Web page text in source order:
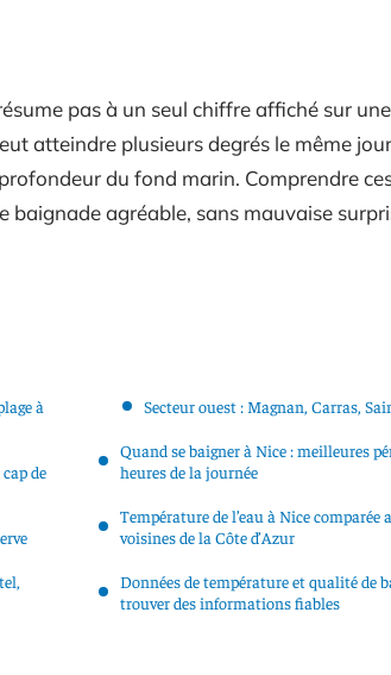
pas à un seul chiffre affiché sur
atteindre plusieurs degrés le même
du fond marin. Comprendre
baignade agréable, sans mauvaise
à
de
Secteur ouest : Magnan, Carras,
Quand se baigner à Nice : meilleures
heures de la journée
Température de l’eau à Nice comparée
voisines de la Côte d’Azur
Données de température et qualité de
trouver des informations fiables